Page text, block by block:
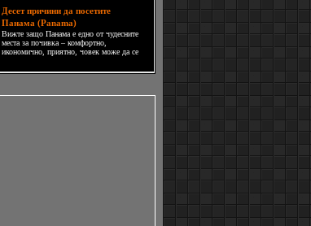
Десет причини да посетите
Панама (Panama)
Вижте защо Панама е едно от чудесните
места за почивка – комфортно,
икономично, приятно, човек може да се
до